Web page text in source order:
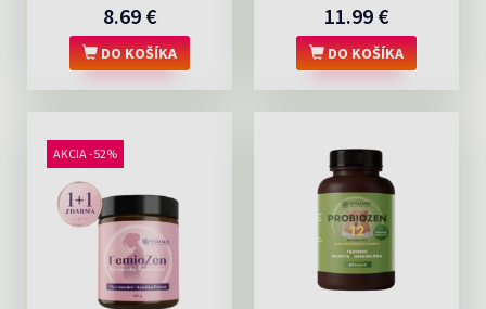
8.69 €
DO KOŠÍKA
11.99 €
DO KOŠÍKA
AKCIA -52%